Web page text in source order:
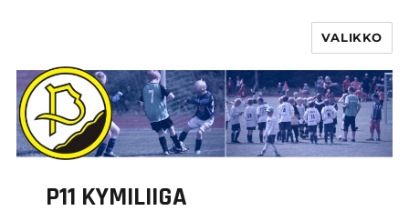
VALIKKO
P11 KYMILIIGA